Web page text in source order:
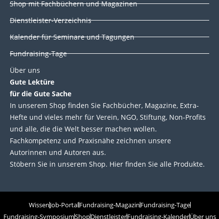
Shop mit Fachbüchern und Magazinen
Dienstleister-Verzeichnis
Kalender für Seminare und Tagungen
Fundraising-Tage
Über uns
Gute Lektüre
für die Gute Sache
In unserem Shop finden Sie Fachbücher, Magazine, Extra-
Hefte und vieles mehr für Verein, NGO, Stiftung, Non-Profits
und alle, die die Welt besser machen wollen.
Fachkompetenz und Praxisnähe zeichnen unsere
Autorinnen und Autoren aus.
Stöbern Sie in unserem Shop. Hier finden Sie alle Produkte.
WissenJob-PortalFundraising-MagazinFundraising-Tage
Fundraising-SymposiumShopDienstleisterFundraising-KalenderÜber uns